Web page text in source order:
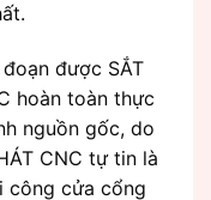
được SẮT
hoàn toàn thực
nguồn gốc, do
CNC tự tin là
công cửa cổng